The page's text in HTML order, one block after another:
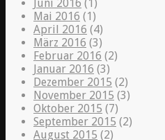
Juni 2016 (1)
Mai 2016 (1)
April 2016 (4)
März 2016 (3)
Februar 2016 (2)
Januar 2016 (3)
Dezember 2015 (2)
November 2015 (3)
Oktober 2015 (7)
September 2015 (2)
August 2015 (2)